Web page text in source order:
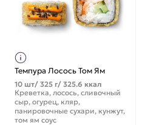
Темпура Лосось Том Ям
10 шт/ 325 г/ 325.6 ккал
Креветка, лосось, сливочный
сыр, огурец, кляр,
панировочные сухари, кунжут,
том ям соус